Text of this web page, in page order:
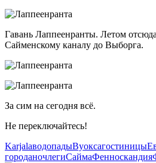
Гавань Лаппеенранты. Летом
Сайменскому каналу до Выборга.
За сим на сегодня всё.
Не переключайтесь!
KarjalaводопадыВуоксагостиницы
городаночлегиСаймаФенноскандия